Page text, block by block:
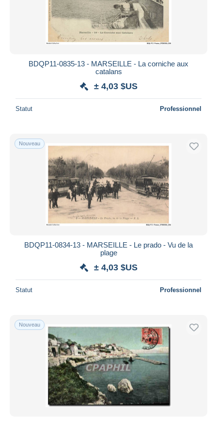
BDQP11-0835-13 - MARSEILLE - La corniche aux
catalans
± 4,03 $US
Statut Professionnel
Nouveau
BDQP11-0834-13 - MARSEILLE - Le prado - Vu de la
plage
± 4,03 $US
Statut Professionnel
Nouveau